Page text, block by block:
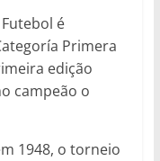
é
Primera
edição
campeão o
1948, o torneio